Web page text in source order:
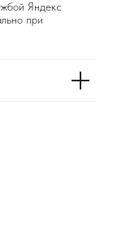
Яндекс
при